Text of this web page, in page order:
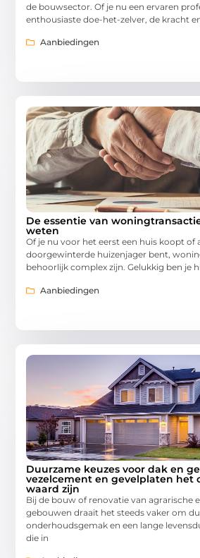
de bouwsector. Of je nu een ervaren
enthousiaste doe-het-zelver, de kracht
Aanbiedingen
De essentie van
weten
Of je nu voor het eerst een huis koopt of
doorgewinterde huizenjager bent,
behoorlijk complex zijn. Gelukkig ben je
Aanbiedingen
Duurzame keuzes voor dak en
vezelcement en gevelplaten het
waard zijn
Bij de bouw of renovatie van agrarische
gebouwen draait het steeds vaker om
onderhoudsgemak en een lange
die in